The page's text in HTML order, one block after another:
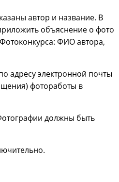
автор и название. В
объяснение о фото
ФИО автора,
адресу электронной почты
фотоработы в
должны быть